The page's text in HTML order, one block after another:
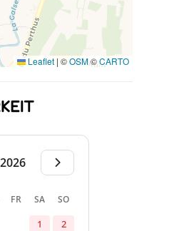
Leaflet | ©OSM©CARTO
FR SA SO
1
2